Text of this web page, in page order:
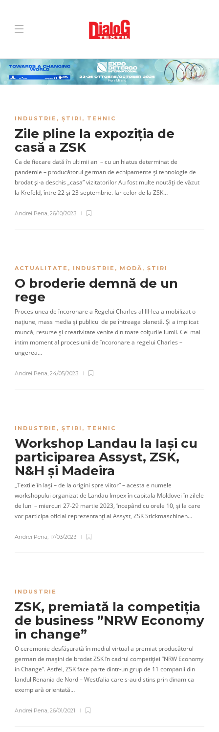
INDUSTRIE , ȘTIRI , TEHNIC
Zile pline la expoziția de
casă a ZSK
Ca de fiecare dată în ultimii ani – cu un hiatus determinat de
pandemie – producătorul german de echipamente și tehnologie de
brodat și-a deschis „casa” vizitatorilor Au fost multe noutăți de văzut
la Krefeld, între 22 și 23 septembrie. Iar celor de la ZSK…
Andrei Pena, 26/10/2023
ACTUALITATE , INDUSTRIE , MODĂ, ȘTIRI
O broderie demnă de un
rege
Procesiunea de încoronare a Regelui Charles al III-lea a mobilizat o
națiune, mass media și publicul de pe întreaga planetă. Și a implicat
muncă, resurse și creativitate venite din toate colțurile lumii. Cel mai
intim moment al procesiunii de încoronare a regelui Charles –
ungerea…
Andrei Pena, 24/05/2023
INDUSTRIE , ȘTIRI , TEHNIC
Workshop Landau la Iași cu
participarea Assyst, ZSK,
N&H și Madeira
„Textile în Iași – de la origini spre viitor” – acesta e numele
workshopului organizat de Landau Impex în capitala Moldovei în zilele
de luni – miercuri 27-29 martie 2023, începând cu orele 10, și la care
vor participa oficial reprezentanți ai Assyst, ZSK Stickmaschinen…
Andrei Pena, 17/03/2023
INDUSTRIE
ZSK, premiată la competiția
de business ”NRW Economy
in change”
O ceremonie desfășurată în mediul virtual a premiat producătorul
german de mașini de brodat ZSK în cadrul competiției ”NRW Economy
in Change”. Astfel, ZSK face parte dintr-un grup de 11 companii din
landul Renania de Nord – Westfalia care s-au distins prin dinamica
exemplară orientată…
Andrei Pena, 26/01/2021